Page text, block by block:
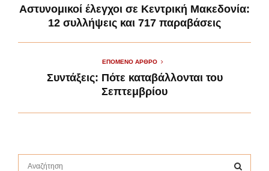
Αστυνομικοί έλεγχοι σε Κεντρική Μακεδονία:
12 συλλήψεις και 717 παραβάσεις
ΕΠΌΜΕΝΟ ΆΡΘΡΟ
Συντάξεις: Πότε καταβάλλονται του
Σεπτεμβρίου